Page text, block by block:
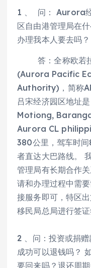
1 、 问： Aurora
区自由港管理局在
办理我本人要去吗？
答：全称欧若拉
(Aurora Pacific
Authority)，简称
吕宋经济园区地
Motiong,
Aurora CL
380公里，驾车时
者直达大巴路线。
管理局有长期合作
请和办理过程中需
接服务即可，特区
移民局总局进行签
2 、问：投资或捐
成功可以退钱吗？
要回来吗？退还周期